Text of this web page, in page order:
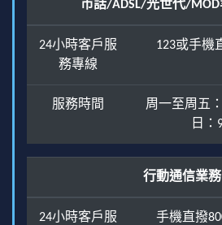
市話/ADSL/光世代/
24小時客戶服
務專線
123或手機
服務時間
周一至周五
日：
行動通信業務
24小時客戶服
手機直撥